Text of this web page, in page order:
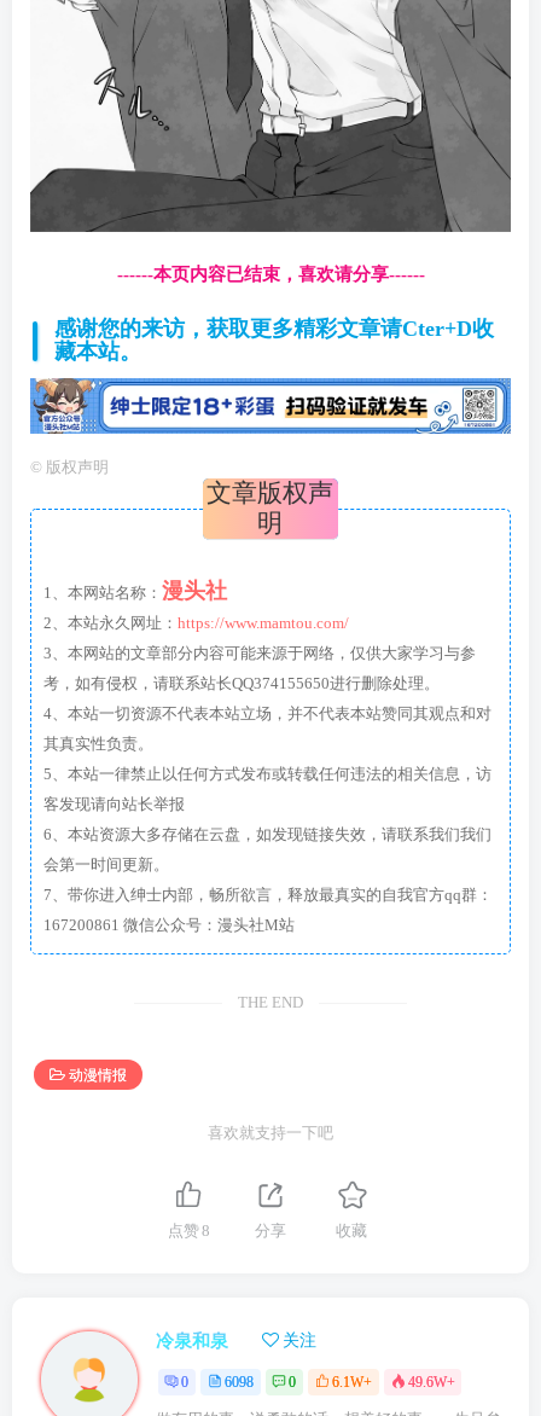
------本页内容已结束，喜欢请分享------
感谢您的来访，获取更多精彩文章请Cter+D收
藏本站。
© 版权声明
文章版权声
明
1、本网站名称： 漫头社
2、本站永久网址： https://www.mamtou.com/
3、本网站的文章部分内容可能来源于网络，仅供大家学习与参
考，如有侵权，请联系站长QQ374155650进行删除处理。
4、本站一切资源不代表本站立场，并不代表本站赞同其观点和对
其真实性负责。
5、本站一律禁止以任何方式发布或转载任何违法的相关信息，访
客发现请向站长举报
6、本站资源大多存储在云盘，如发现链接失效，请联系我们我们
会第一时间更新。
7、带你进入绅士内部，畅所欲言，释放最真实的自我官方qq群：
167200861 微信公众号：漫头社M站
THE END
动漫情报
喜欢就支持一下吧
点赞8 分享 收藏
冷泉和泉 关注
0 6098 0 6.1W+ 49.6W+